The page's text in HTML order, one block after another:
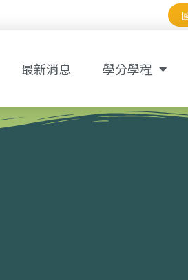
最新消息 學分學程